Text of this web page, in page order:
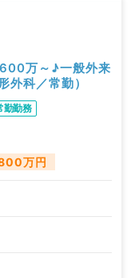
万～♪一般外来
科／常勤）
勤勤務
万円